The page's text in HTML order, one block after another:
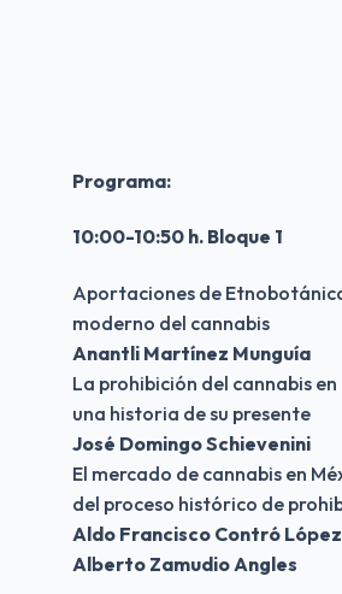
Programa:
10:00-10:50 h. Bloque 1
Aportaciones de
moderno del cannabis
Anantli Martínez Munguía
La prohibición del cannabis
una historia de su presente
José Domingo Schievenini
El mercado de cannabis en
del proceso histórico de
Aldo Francisco Contró López
Alberto Zamudio Angles